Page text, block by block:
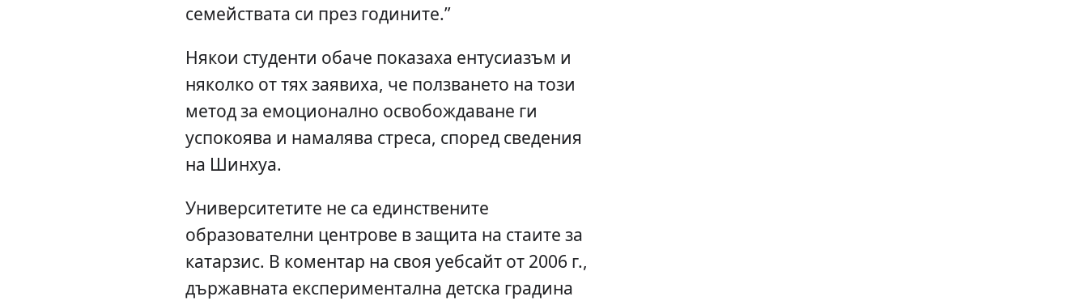
семействата си през годините.”
Някои студенти обаче показаха ентусиазъм и
няколко от тях заявиха, че ползването на този
метод за емоционално освобождаване ги
успокоява и намалява стреса, според сведения
на Шинхуа.
Университетите не са единствените
образователни центрове в защита на стаите за
катарзис. В коментар на своя уебсайт от 2006 г.,
държавната експериментална детска градина